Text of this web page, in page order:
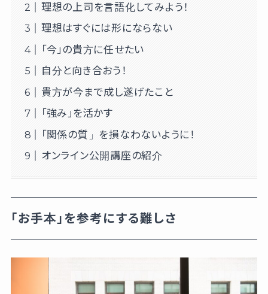
理想の上司を言語化してみよう！
理想はすぐには形にならない
「今」の貴方に任せたい
自分と向き合おう！
貴方が今まで成し遂げたこと
「強み」を活かす
「関係の質」を損なわないように！
オンライン公開講座の紹介
「お手本」を参考にする難しさ